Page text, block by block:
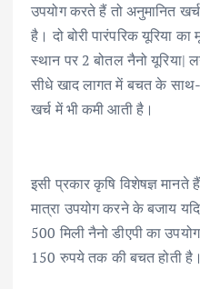
उपयोग करते हैं तो अनुमानित
है। दो बोरी पारंपरिक यूरिया
स्थान पर 2 बोतल नैनो
सीधे खाद लागत में बचत के
खर्च में भी कमी आती है।
इसी प्रकार कृषि विशेषज्ञ मानते
मात्रा उपयोग करने के बजाय
500 मिली नैनो डीएपी का
150 रुपये तक की बचत होती है।